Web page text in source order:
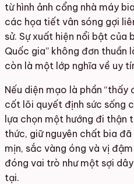
từ hình ảnh cổng nhà máy
các họa tiết vân sóng gợi
sử. Sự xuất hiện nổi bật của
Quốc gia” không đơn thuần
còn là một lớp nghĩa về uy
Nếu diện mạo là phần “thấy
cốt lõi quyết định sức sống
lựa chọn một hướng đi thận
thức, giữ nguyên chất bia
mịn, sắc vàng óng và vị
đóng vai trò như một sợi
tại.